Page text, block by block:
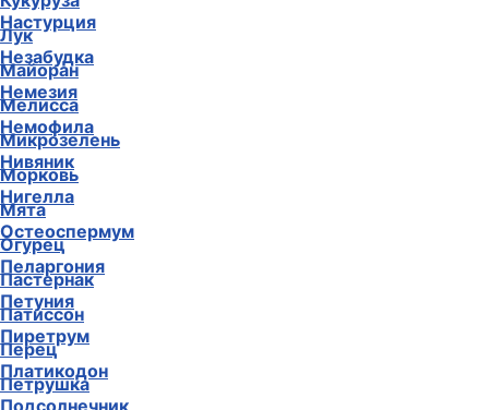
Настурция
Незабудка
Немезия
Немофила
Нивяник
Нигелла
Остеоспермум
Пеларгония
Петуния
Пиретрум
Платикодон
Подсолнечник
Лук
Майоран
Мелисса
Микрозелень
Морковь
Мята
Огурец
Пастернак
Патиссон
Перец
Петрушка